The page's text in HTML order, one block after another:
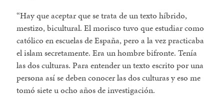
“Hay que aceptar que se trata de un texto híbrido,
mestizo, bicultural. El morisco tuvo que estudiar como
católico en escuelas de España, pero a la vez practicaba
el islam secretamente. Era un hombre bifronte. Tenía
las dos culturas. Para entender un texto escrito por una
persona así se deben conocer las dos culturas y eso me
tomó siete u ocho años de investigación.